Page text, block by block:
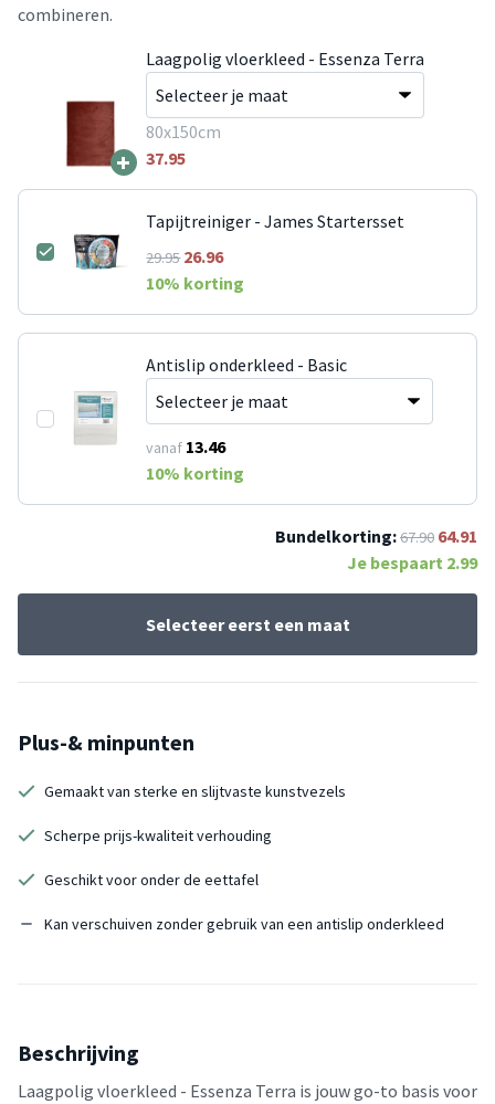
combineren.
+
Laagpolig vloerkleed - Essenza Terra
80x150cm
37.95
Tapijtreiniger - James Startersset
29.9526.96
10% korting
Antislip onderkleed - Basic
vanaf 13.46
10% korting
Bundelkorting:67.90 64.91
Je bespaart 2.99
Selecteer eerst een maat
Plus-& minpunten
Gemaakt van sterke en slijtvaste kunstvezels
Scherpe prijs-kwaliteit verhouding
Geschikt voor onder de eettafel
Kan verschuiven zonder gebruik van een antislip onderkleed
Beschrijving
Laagpolig vloerkleed - Essenza Terra is jouw go-to basis voor